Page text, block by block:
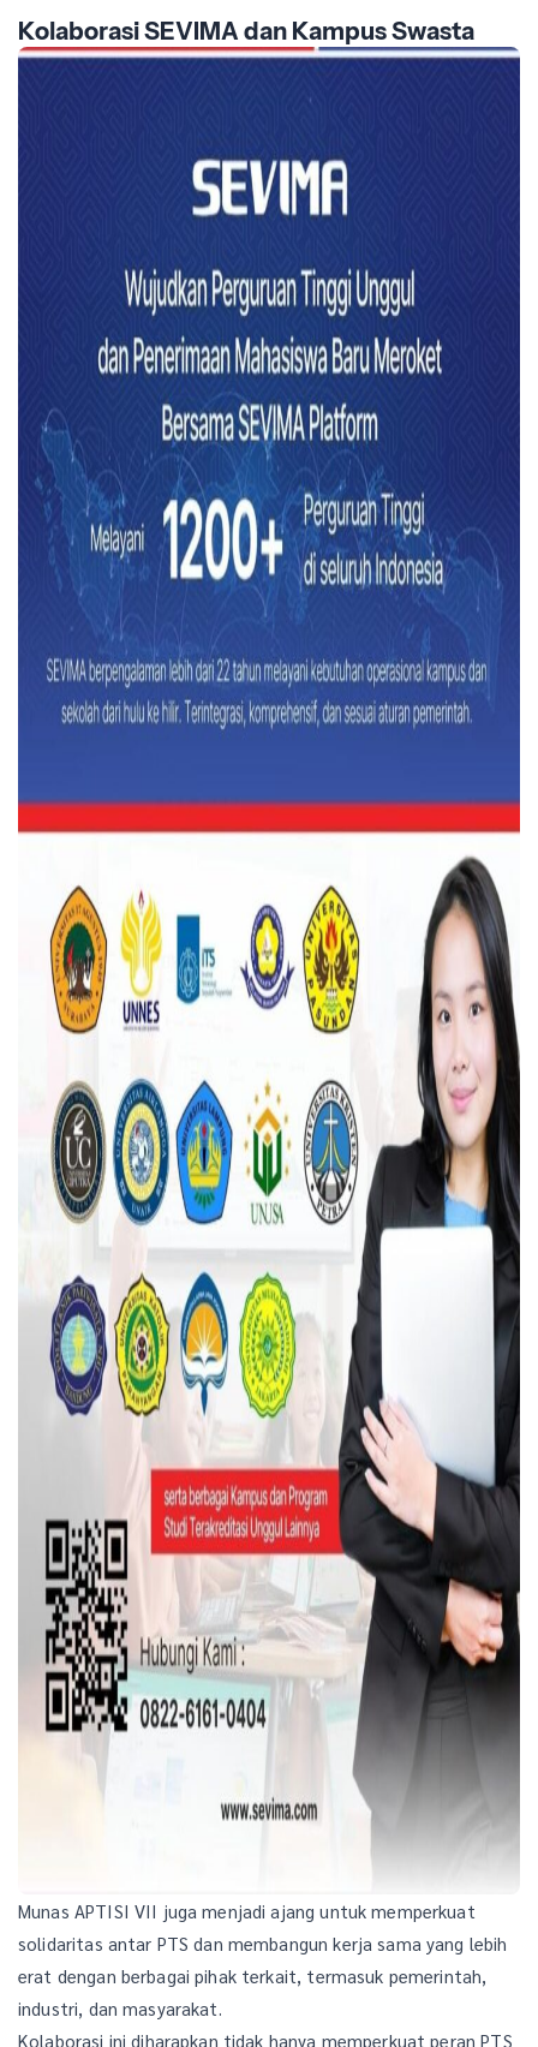
Kolaborasi SEVIMA dan Kampus Swasta
Munas APTISI VII juga menjadi ajang untuk memperkuat
solidaritas antar PTS dan membangun kerja sama yang lebih
erat dengan berbagai pihak terkait, termasuk pemerintah,
industri, dan masyarakat.
Kolaborasi ini diharapkan tidak hanya memperkuat peran PTS